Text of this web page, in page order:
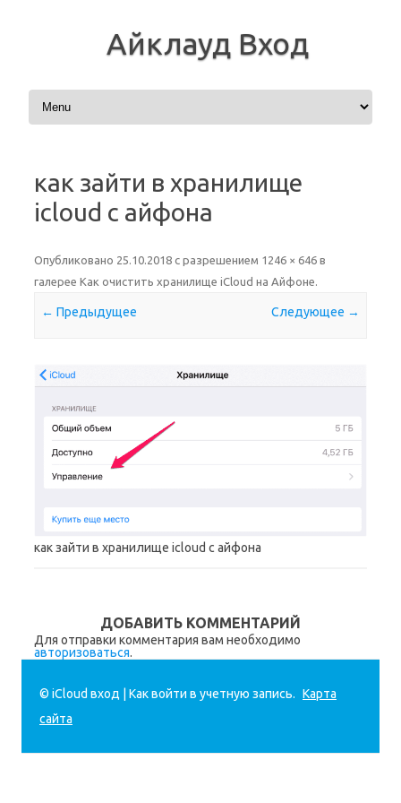
Айклауд Вход
Перейти к содержимому
как зайти в хранилище
icloud с айфона
Опубликовано 25.10.2018 с разрешением 1246 × 646 в
галерее Как очистить хранилище iCloud на Айфоне.
← Предыдущее Следующее →
как зайти в хранилище icloud с айфона
ДОБАВИТЬ КОММЕНТАРИЙ
Для отправки комментария вам необходимо
авторизоваться.
© iCloud вход | Как войти в учетную запись. Карта
сайта